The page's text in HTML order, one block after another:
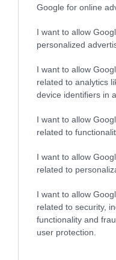
Google for online
I want to allow
personalized
I want to allow
related to analytics
device identifiers in
I want to allow
related to
I want to allow
related to
I want to allow
related to security,
functionality and
user protection.
ΚΛΗΔΟΝΑ
ΔΕΙΤΕ ΠΡΩΤΟΙΟΛΑ
Σχετικά